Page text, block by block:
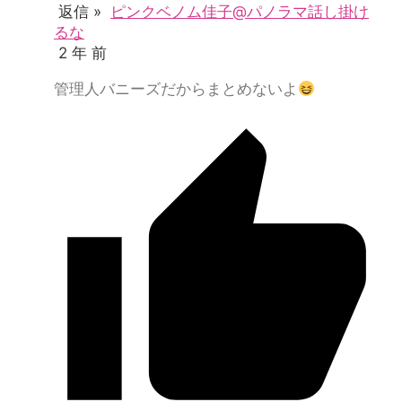
返信 »
ピンクベノム佳子@パノラマ話し掛け
るな
2 年 前
管理人バニーズだからまとめないよ